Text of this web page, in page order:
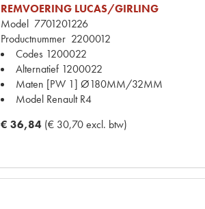
REMVOERING LUCAS/GIRLING
Model 7701201226
Productnummer 2200012
Codes 1200022
Alternatief 1200022
Maten [PW 1] Ø180MM/32MM
Model Renault R4
€ 36,84 (€ 30,70 excl. btw)